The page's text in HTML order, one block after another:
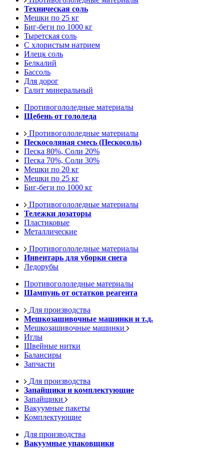
Техническая соль
Мешки по 25 кг
Биг-беги по 1000 кг
Тыретская соль
С хлористым натрием
Илецк соль
Белкалий
Бассоль
Для дорог
Галит минеральный
Противогололедные материалы
Щебень от гололеда
Противогололедные материалы
Пескосоляная смесь (Пескосоль)
Песка 80%, Соли 20%
Песка 70%, Соли 30%
Мешки по 20 кг
Мешки по 25 кг
Биг-беги по 1000 кг
Противогололедные материалы
Тележки дозаторы
Пластиковые
Металлические
Противогололедные материалы
Инвентарь для уборки снега
Ледорубы
Противогололедные материалы
Шампунь от остатков реагента
Для производства
Мешкозашивочные машинки и т.д.
Мешкозашивочные машинки
Иглы
Швейные нитки
Балансиры
Запчасти
Для производства
Запайщики и комплектующие
Запайщики
Вакуумные пакеты
Комплектующие
Для производства
Вакуумные упаковщики